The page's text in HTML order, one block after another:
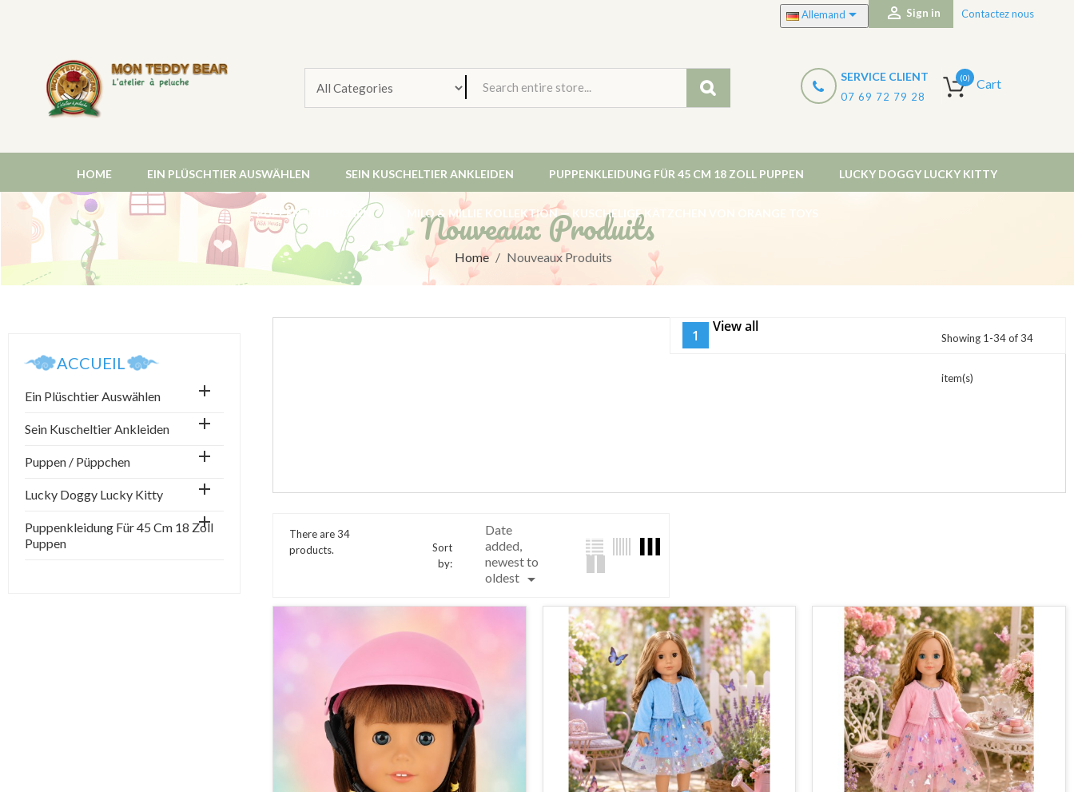
Allemand  Sign in Contactez nous
Cart
(0)
SERVICE CLIENT
07 69 72 79 28
HOME EIN PLÜSCHTIER AUSWÄHLEN SEIN KUSCHELTIER ANKLEIDEN PUPPENKLEIDUNG FÜR 45 CM 18 ZOLL PUPPEN LUCKY DOGGY LUCKY KITTY
PUPPEN / PÜPPCHEN MILO & MILLIE KOLLEKTION — KUSCHELIGE KÄTZCHEN VON ORANGE TOYS
Nouveaux Produits
Home Nouveaux Produits
ACCUEIL
Ein Plüschtier Auswählen 
Sein Kuscheltier Ankleiden 
Puppen / Püppchen 
Lucky Doggy Lucky Kitty 
Puppenkleidung Für 45 Cm 18 Zoll
Puppen

There are 34
products.
Sort
by:
Date
added,
newest to
oldest 
Showing 1-34 of 34
item(s)
1
View all